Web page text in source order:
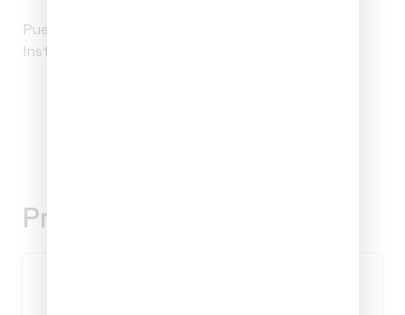
Puedes ver más fotos y videos en el perfil de
Instagram @estudiopom.
Productos relacionados